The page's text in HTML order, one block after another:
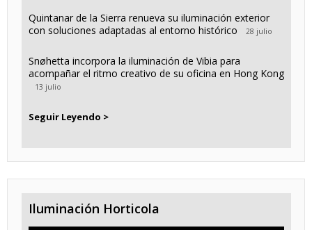
Quintanar de la Sierra renueva su iluminación exterior
con soluciones adaptadas al entorno histórico
28 julio
Snøhetta incorpora la iluminación de Vibia para
acompañar el ritmo creativo de su oficina en Hong Kong
13 julio
Seguir Leyendo >
Iluminación Horticola